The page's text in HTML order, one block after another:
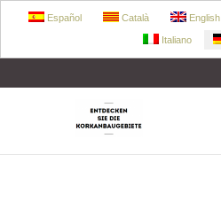
Español Català English
Italiano